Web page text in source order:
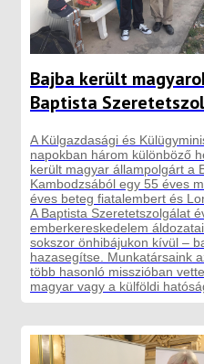
Bajba került
Baptista
A Külgazdasági és
napokban három különböző
került magyar állampolgárt a
Kambodzsából egy 55 éves
éves beteg fiatalembert és
A Baptista Szeretetszolgálat
emberkereskedelem
sokszor önhibájukon kívül –
hazasegítse. Munkatársaink
több hasonló misszióban
magyar vagy a külföldi